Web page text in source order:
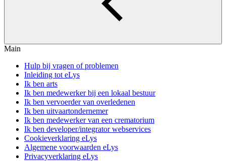
Main
Hulp bij vragen of problemen
Inleiding tot eLys
Ik ben arts
Ik ben medewerker bij een lokaal bestuur
Ik ben vervoerder van overledenen
Ik ben uitvaartondernemer
Ik ben medewerker van een crematorium
Ik ben developer/integrator webservices
Cookieverklaring eLys
Algemene voorwaarden eLys
Privacyverklaring eLys